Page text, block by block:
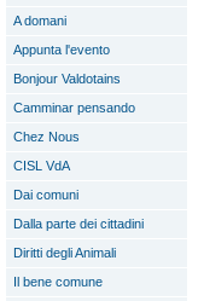
A domani
Appunta l'evento
Bonjour Valdotains
Camminar pensando
Chez Nous
CISL VdA
Dai comuni
Dalla parte dei cittadini
Diritti degli Animali
Il bene comune